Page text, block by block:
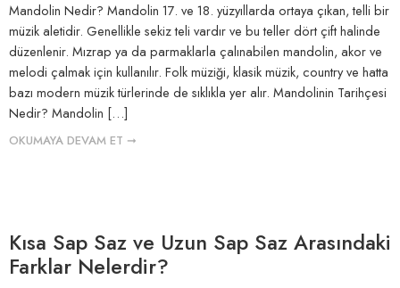
Mandolin Nedir? Mandolin 17. ve 18. yüzyıllarda ortaya çıkan, telli bir
müzik aletidir. Genellikle sekiz teli vardır ve bu teller dört çift halinde
düzenlenir. Mızrap ya da parmaklarla çalınabilen mandolin, akor ve
melodi çalmak için kullanılır. Folk müziği, klasik müzik, country ve hatta
bazı modern müzik türlerinde de sıklıkla yer alır. Mandolinin Tarihçesi
Nedir? Mandolin […]
OKUMAYA DEVAM ET ➞
Kısa Sap Saz ve Uzun Sap Saz Arasındaki
Farklar Nelerdir?